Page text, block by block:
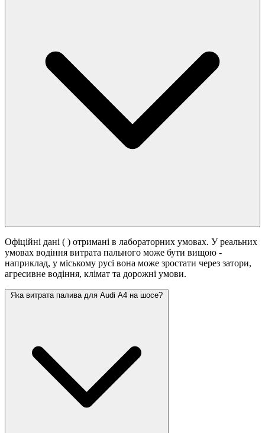
Офіційні дані ( ) отримані в лабораторних умовах. У реальних
умовах водіння витрата пального може бути вищою -
наприклад, у міському русі вона може зростати через затори,
агресивне водіння, клімат та дорожні умови.
Яка витрата палива для Audi A4 на шосе?